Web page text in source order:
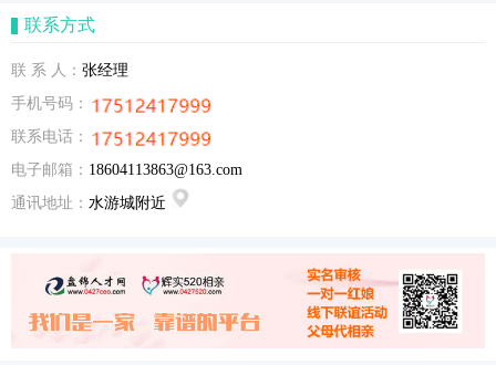
联系方式
联 系 人： 张经理
手机号码：
联系电话：
电子邮箱： 18604113863@163.com
通讯地址： 水游城附近